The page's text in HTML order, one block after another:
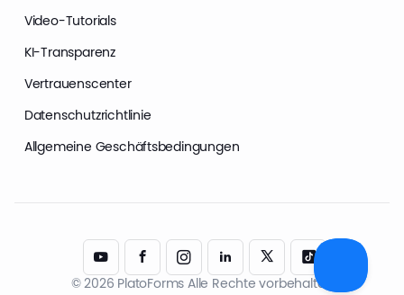
Video-Tutorials
KI-Transparenz
Vertrauenscenter
Datenschutzrichtlinie
Allgemeine Geschäftsbedingungen
© 2026 PlatoForms Alle Rechte vorbehalten